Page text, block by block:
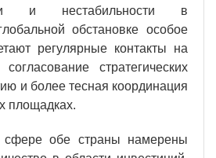
и нестабильности в
обстановке особое
регулярные контакты на
стратегических
и более тесная координация
площадках.
сфере обе страны намерены